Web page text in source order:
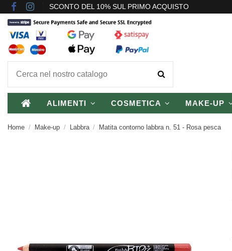
SCONTO DEL 10% SUL PRIMO ACQUISTO
ALIMENTI COSMETICA MAKE-UP
Home Make-up Labbra Matita contorno labbra n. 51 - Rosa pesca